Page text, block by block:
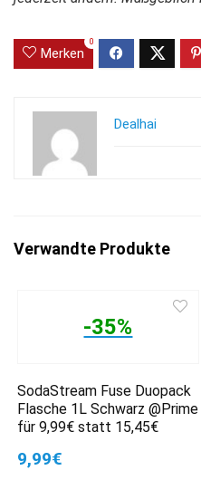
Merken
0
Dealhai
Verwandte Produkte
-35%
SodaStream Fuse Duopack
Flasche 1L Schwarz @Prime
für 9,99€ statt 15,45€
9,99€